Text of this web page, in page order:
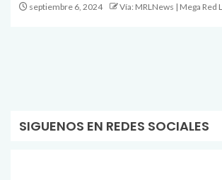
septiembre 6, 2024 Vía: MRLNews | Mega Red
SIGUENOS EN REDES SOCIALES